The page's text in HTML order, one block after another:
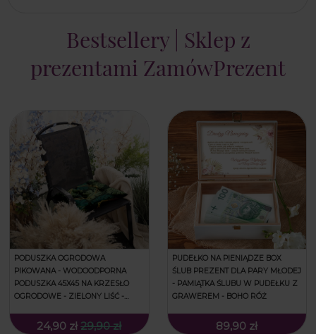
Bestsellery | Sklep z
prezentami ZamówPrezent
PODUSZKA OGRODOWA
PIKOWANA - WODOODPORNA
PODUSZKA 45X45 NA KRZESŁO
OGRODOWE - ZIELONY LIŚĆ -
NADRUKIEM
24,90 zł 29,90 zł
PUDEŁKO NA PIENIĄDZE BOX
ŚLUB PREZENT DLA PARY MŁODEJ
- PAMIĄTKA ŚLUBU W PUDEŁKU Z
GRAWEREM - BOHO RÓŻ
89,90 zł